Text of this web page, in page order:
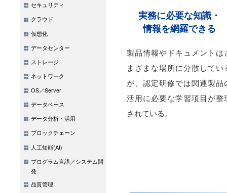
セキュリティ
クラウド
仮想化
データセンター
ストレージ
ネットワーク
OS／Server
データベース
データ分析・活用
ブロックチェーン
人工知能(AI)
プログラム言語／システム開
発
品質管理
実務に必要な知識・
情報を網羅できる
製品情報やドキュメントは
まざまな場所に分散してい
が、認定研修では関連製品
活用に必要な学習項目が整
されている。